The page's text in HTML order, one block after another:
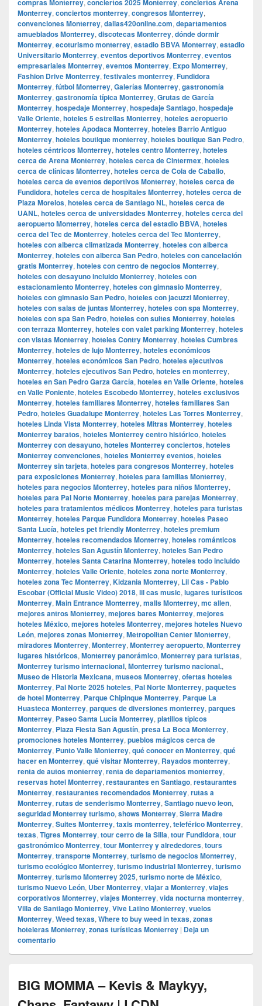
compras Monterrey, conciertos 2025 Monterrey, conciertos Arena
Monterrey, conciertos monterrey, congresos Monterrey,
convenciones Monterrey, dallas420online.com, departamentos
amueblados Monterrey, discotecas Monterrey, dónde dormir
Monterrey, ecoturismo monterrey, estadio BBVA Monterrey, estadio
Universitario Monterrey, eventos deportivos Monterrey, eventos
empresariales Monterrey, eventos Monterrey, Expo Monterrey,
Fashion Drive Monterrey, festivales monterrey, Fundidora
Monterrey, fútbol Monterrey, Galerías Monterrey, gastronomía
Monterrey, gastronomía típica Monterrey, Grutas de García
Monterrey, hospedaje Monterrey, hospedaje Santiago, hospedaje
Valle Oriente, hoteles 5 estrellas Monterrey, hoteles aeropuerto
Monterrey, hoteles Apodaca Monterrey, hoteles Barrio Antiguo
Monterrey, hoteles boutique monterrey, hoteles boutique San Pedro,
hoteles céntricos Monterrey, hoteles centro Monterrey, hoteles
cerca de Arena Monterrey, hoteles cerca de Cintermex, hoteles
cerca de clínicas Monterrey, hoteles cerca de Cola de Caballo,
hoteles cerca de eventos deportivos Monterrey, hoteles cerca de
Fundidora, hoteles cerca de hospitales Monterrey, hoteles cerca de
Plaza Morelos, hoteles cerca de Santiago NL, hoteles cerca de
UANL, hoteles cerca de universidades Monterrey, hoteles cerca del
aeropuerto Monterrey, hoteles cerca del estadio BBVA, hoteles
cerca del Tec de Monterrey, hoteles cerca del Tec Monterrey,
hoteles con alberca climatizada Monterrey, hoteles con alberca
Monterrey, hoteles con alberca San Pedro, hoteles con cancelación
gratis Monterrey, hoteles con centro de negocios Monterrey,
hoteles con desayuno incluido Monterrey, hoteles con
estacionamiento Monterrey, hoteles con gimnasio Monterrey,
hoteles con gimnasio San Pedro, hoteles con jacuzzi Monterrey,
hoteles con salas de juntas Monterrey, hoteles con spa Monterrey,
hoteles con spa San Pedro, hoteles con suites Monterrey, hoteles
con terraza Monterrey, hoteles con valet parking Monterrey, hoteles
con vistas Monterrey, hoteles Contry Monterrey, hoteles Cumbres
Monterrey, hoteles de lujo Monterrey, hoteles económicos
Monterrey, hoteles económicos San Pedro, hoteles ejecutivos
Monterrey, hoteles ejecutivos San Pedro, hoteles en monterrey,
hoteles en San Pedro Garza García, hoteles en Valle Oriente, hoteles
en Valle Poniente, hoteles Escobedo Monterrey, hoteles exclusivos
Monterrey, hoteles familiares Monterrey, hoteles familiares San
Pedro, hoteles Guadalupe Monterrey, hoteles Las Torres Monterrey,
hoteles Linda Vista Monterrey, hoteles Mitras Monterrey, hoteles
Monterrey baratos, hoteles Monterrey centro histórico, hoteles
Monterrey con desayuno, hoteles Monterrey conciertos, hoteles
Monterrey convenciones, hoteles Monterrey eventos, hoteles
Monterrey sin tarjeta, hoteles para congresos Monterrey, hoteles
para exposiciones Monterrey, hoteles para familias Monterrey,
hoteles para negocios Monterrey, hoteles para niños Monterrey,
hoteles para Pal Norte Monterrey, hoteles para parejas Monterrey,
hoteles para tratamientos médicos Monterrey, hoteles para turistas
Monterrey, hoteles Parque Fundidora Monterrey, hoteles Paseo
Santa Lucía, hoteles pet friendly Monterrey, hoteles premium
Monterrey, hoteles recomendados Monterrey, hoteles románticos
Monterrey, hoteles San Agustín Monterrey, hoteles San Pedro
Monterrey, hoteles Santa Catarina Monterrey, hoteles todo incluido
Monterrey, hoteles Valle Oriente, hoteles zona norte Monterrey,
hoteles zona Tec Monterrey, Kidzania Monterrey, Lil Cas - Pablo
Escobar (Official Music Video) 2018, lil cas music, lugares turísticos
Monterrey, Main Entrance Monterrey, malls Monterrey, mc allen,
mejores antros Monterrey, mejores bares Monterrey, mejores
hoteles México, mejores hoteles Monterrey, mejores hoteles Nuevo
León, mejores zonas Monterrey, Metropolitan Center Monterrey,
miradores Monterrey, Monterrey, Monterrey aeropuerto, Monterrey
lugares históricos, Monterrey panorámico, Monterrey para turistas,
Monterrey turismo internacional, Monterrey turismo nacional.,
Museo de Historia Mexicana, museos Monterrey, ofertas hoteles
Monterrey, Pal Norte 2025 hoteles, Pal Norte Monterrey, paquetes
de hotel Monterrey, Parque Chipinque Monterrey, Parque La
Huasteca Monterrey, parques de diversiones monterrey, parques
Monterrey, Paseo Santa Lucía Monterrey, platillos típicos
Monterrey, Plaza Fiesta San Agustín, presa La Boca Monterrey,
promociones hoteles Monterrey, pueblos mágicos cerca de
Monterrey, Punto Valle Monterrey, qué conocer en Monterrey, qué
hacer en Monterrey, qué visitar Monterrey, Rayados monterrey,
renta de autos monterrey, renta de departamentos monterrey,
reservas hotel Monterrey, restaurantes en Santiago, restaurantes
Monterrey, restaurantes recomendados Monterrey, rutas a
Monterrey, rutas de senderismo Monterrey, Santiago nuevo leon,
seguridad Monterrey turismo, shows Monterrey, Sierra Madre
Monterrey, Suites Monterrey, taxis monterrey, teleférico Monterrey,
texas, Tigres Monterrey, tour cerro de la Silla, tour Fundidora, tour
gastronómico Monterrey, tour Monterrey y alrededores, tours
Monterrey, transporte Monterrey, turismo de negocios Monterrey,
turismo ecológico Monterrey, turismo industrial Monterrey, turismo
Monterrey, turismo Monterrey 2025, turismo norte de México,
turismo Nuevo León, Uber Monterrey, viajar a Monterrey, viajes
corporativos Monterrey, viajes Monterrey, vida nocturna monterrey,
Villa de Santiago Monterrey, Vive Latino Monterrey, vuelos
Monterrey, Weed texas, Where to buy weed in texas, zonas
hoteleras Monterrey, zonas turísticas Monterrey | Deja un
comentario
BIG MOMMA – Kevis & Maykyy,